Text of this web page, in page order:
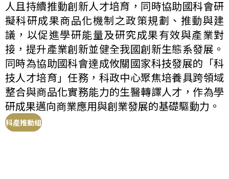
人且持續推動創新人才培育，同時協助國科會研
擬科研成果商品化機制之政策規劃、推動與建
議，以促進學研能量及研究成果有效與產業對
接，提升產業創新並健全我國創新生態系發展。
同時為協助國科會達成攸關國家科技發展的「科
技人才培育」任務，科政中心聚焦培養具跨領域
整合與商品化實務能力的生醫轉譯人才，作為學
研成果邁向商業應用與創業發展的基礎驅動力。
科產推動組